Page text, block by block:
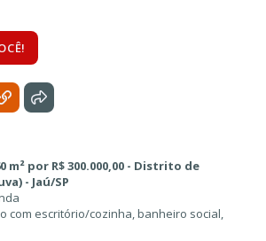
m² por R$ 300.000,00 - Distrito de
- Jaú/SP
com escritório/cozinha, banheiro social,